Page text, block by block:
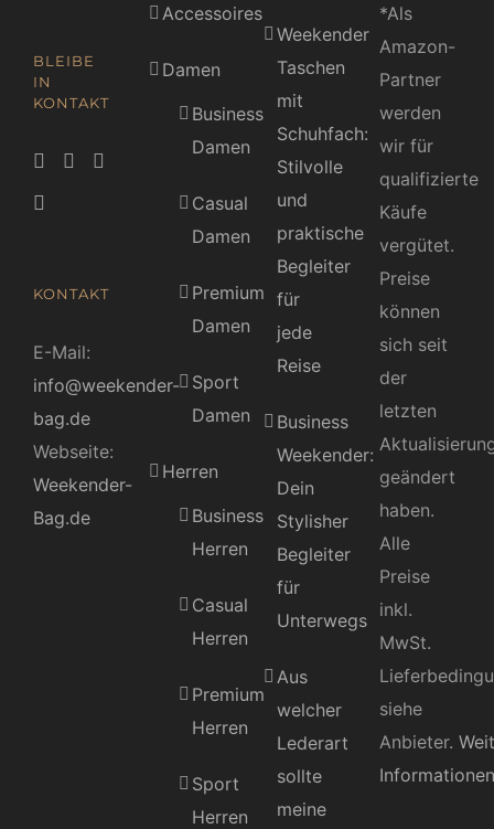
BLEIBE
IN
KONTAKT
KONTAKT
E-Mail:
info@weekender-
bag.de
Webseite:
Weekender-
Bag.de
Accessoires
Damen
Business
Damen
Casual
Damen
Premium
Damen
Sport
Damen
Herren
Business
Herren
Casual
Herren
Premium
Herren
Sport
Herren
Weekender
Taschen
mit
Schuhfach:
Stilvolle
und
praktische
Begleiter
für
jede
Reise
Business
Weekender:
Dein
Stylisher
Begleiter
für
Unterwegs
Aus
welcher
Lederart
sollte
meine
*Als
Amazon-
Partner
werden
wir für
qualifizierte
Käufe
vergütet.
Preise
können
sich seit
der
letzten
geändert
haben.
Alle
Preise
inkl.
MwSt.
siehe
Anbieter.
Informationen